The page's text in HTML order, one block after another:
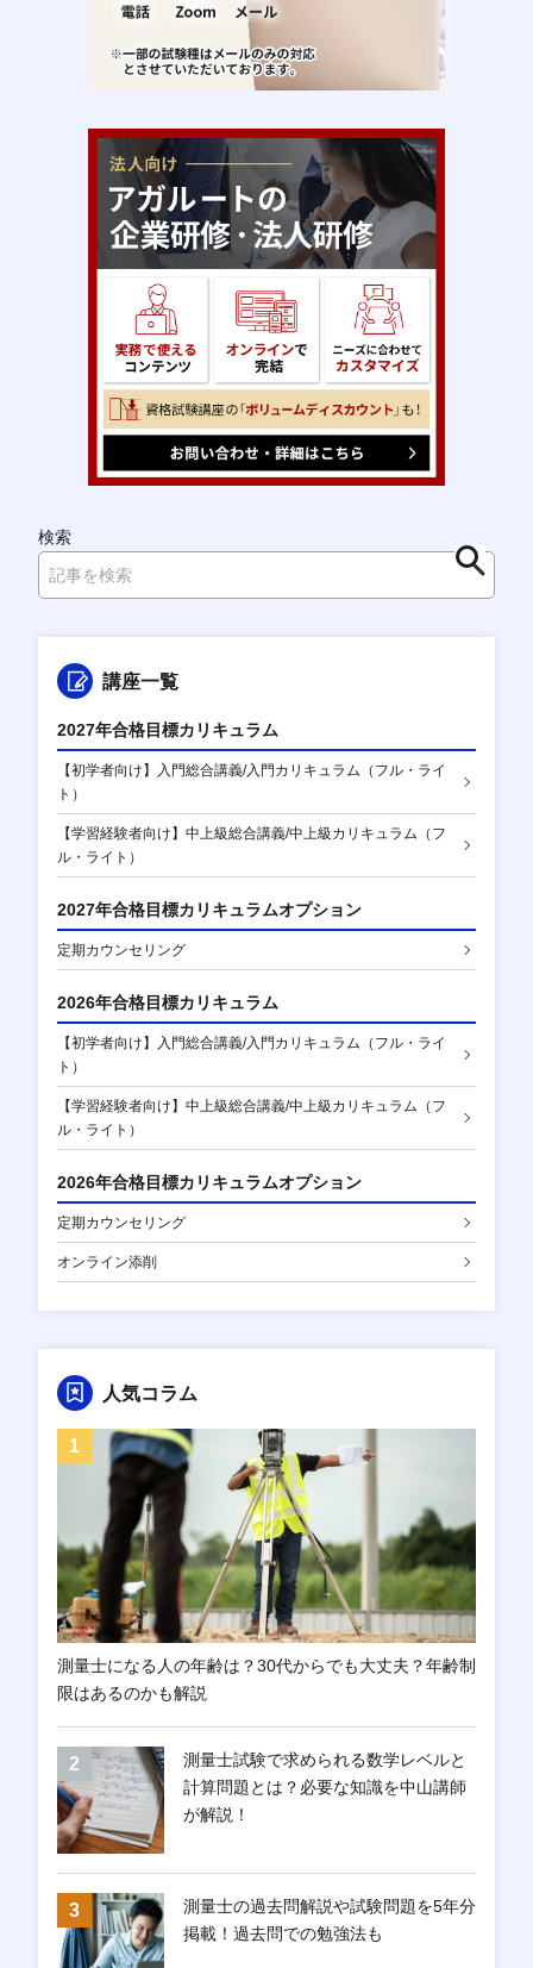
検索
検
講座一覧
2027年合格目標カリキュラム
【初学者向け】入門総合講義/入門カリキュラム（フル・ライ
ト）
【学習経験者向け】中上級総合講義/中上級カリキュラム（フ
ル・ライト）
2027年合格目標カリキュラムオプション
定期カウンセリング
2026年合格目標カリキュラム
【初学者向け】入門総合講義/入門カリキュラム（フル・ライ
ト）
【学習経験者向け】中上級総合講義/中上級カリキュラム（フ
ル・ライト）
2026年合格目標カリキュラムオプション
定期カウンセリング
オンライン添削
人気コラム
測量士になる人の年齢は？30代からでも大丈夫？年齢制
限はあるのかも解説
測量士試験で求められる数学レベルと
計算問題とは？必要な知識を中山講師
が解説！
測量士の過去問解説や試験問題を5年分
掲載！過去問での勉強法も